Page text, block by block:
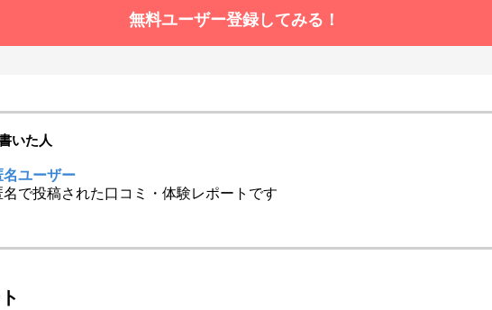
無料ユーザー登録してみる！
いた人
名ユーザー
名で投稿された口コミ・体験レポートです